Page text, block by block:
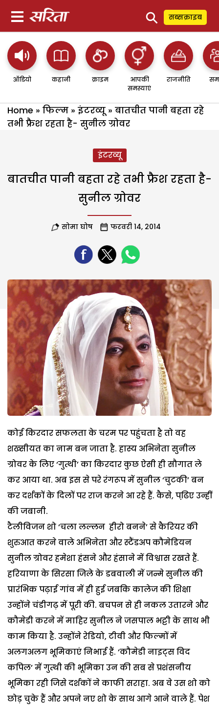
⚲ सब्सक्राइब
ऑडियो कहानी क्राइम
आपकी
समस्याएं
राजनीति
Home » फिल्म » इंटरव्यू» बातचीत पानी बहता रहे
तभी फ्रैश रहता है- सुनील ग्रोवर
इंटरव्यू
बातचीत पानी बहता रहे तभी फ्रैश रहता है-
सुनील ग्रोवर
सोमा घोष फरवरी 14, 2014
कोई किरदार सफलता के चरम पर पहुंचता है तो वह
शख्सीयत का नाम बन जाता है. हास्य अभिनेता सुनील
ग्रोवर के लिए ‘गुत्थी’ का किरदार कुछ ऐसी ही सौगात ले
कर आया था. अब इस से परे रंगरूप में सुनील ‘चुटकी’ बन
कर दर्शकों के दिलों पर राज करने आ रहे हैं. कैसे, पढि़ए उन्हीं
की जबानी.
टैलीविजन शो ‘चला लल्लन हीरो बनने’ से कैरियर की
शुरुआत करने वाले अभिनेता और स्टैंडअप कौमेडियन
सुनील ग्रोवर हमेशा हंसने और हंसाने में विश्वास रखते हैं.
हरियाणा के सिरसा जिले के डबवाली में जन्मे सुनील की
प्रारंभिक पढ़ाई गांव में ही हुई जबकि कालेज की शिक्षा
उन्होंने चंडीगढ़ में पूरी की. बचपन से ही नकल उतारने और
कौमेडी करने में माहिर सुनील ने जसपाल भट्टी के साथ भी
काम किया है. उन्होंने रेडियो, टीवी और फिल्मों में
अलगअलग भूमिकाएं निभाई हैं. ‘कौमेडी नाइट्स विद
कपिल’ में गुत्थी की भूमिका उन की सब से प्रशंसनीय
भूमिका रही जिसे दर्शकों ने काफी सराहा. अब वे उस शो को
छोड़ चुके हैं और अपने नए शो के साथ आगे आने वाले हैं. पेश